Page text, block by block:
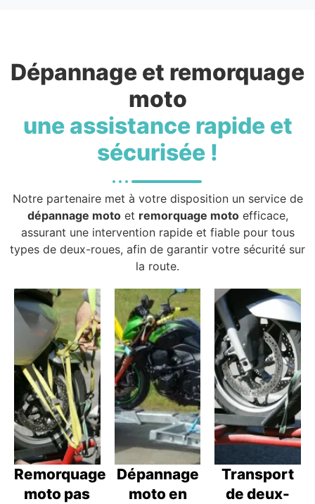
Dépannage et remorquage
moto
une assistance rapide et
sécurisée !
Notre partenaire met à votre disposition un service de
dépannage motoet remorquage motoefficace,
assurant une intervention rapide et fiable pour tous
types de deux-roues, afin de garantir votre sécurité sur
la route.
Remorquage
moto pas
Dépannage
moto en
Transport
de deux-